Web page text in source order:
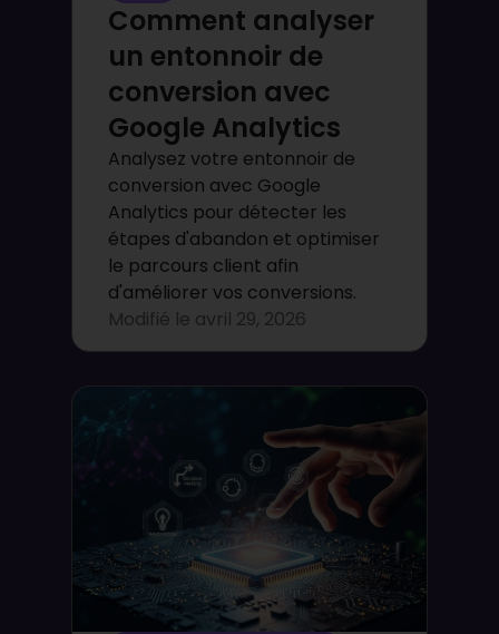
Comment analyser
un entonnoir de
conversion avec
Google Analytics
Analysez votre entonnoir de
conversion avec Google
Analytics pour détecter les
étapes d'abandon et optimiser
le parcours client afin
d'améliorer vos conversions.
Modifié le avril 29, 2026